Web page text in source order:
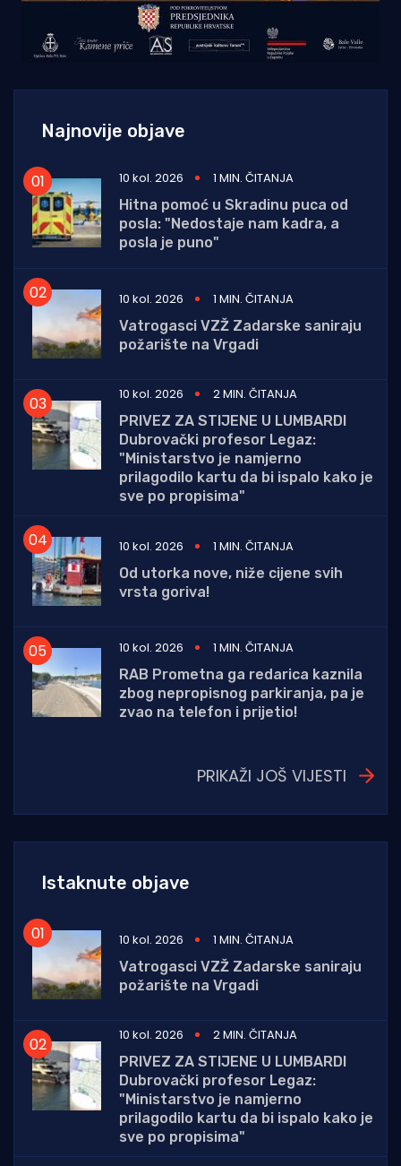
Najnovije objave
10 kol. 2026
1 MIN. ČITANJA
Hitna pomoć u Skradinu puca od
posla: "Nedostaje nam kadra, a
posla je puno"
10 kol. 2026
1 MIN. ČITANJA
Vatrogasci VZŽ Zadarske saniraju
požarište na Vrgadi
10 kol. 2026
2 MIN. ČITANJA
PRIVEZ ZA STIJENE U LUMBARDI
Dubrovački profesor Legaz:
"Ministarstvo je namjerno
prilagodilo kartu da bi ispalo kako je
sve po propisima"
10 kol. 2026
1 MIN. ČITANJA
Od utorka nove, niže cijene svih
vrsta goriva!
10 kol. 2026
1 MIN. ČITANJA
RAB Prometna ga redarica kaznila
zbog nepropisnog parkiranja, pa je
zvao na telefon i prijetio!
PRIKAŽI JOŠ VIJESTI
Istaknute objave
10 kol. 2026
1 MIN. ČITANJA
Vatrogasci VZŽ Zadarske saniraju
požarište na Vrgadi
10 kol. 2026
2 MIN. ČITANJA
PRIVEZ ZA STIJENE U LUMBARDI
Dubrovački profesor Legaz:
"Ministarstvo je namjerno
prilagodilo kartu da bi ispalo kako je
sve po propisima"